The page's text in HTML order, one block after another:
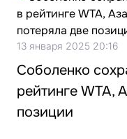
13 января 2025 20:16
Соболенко
рейтинге WTA,
позиции